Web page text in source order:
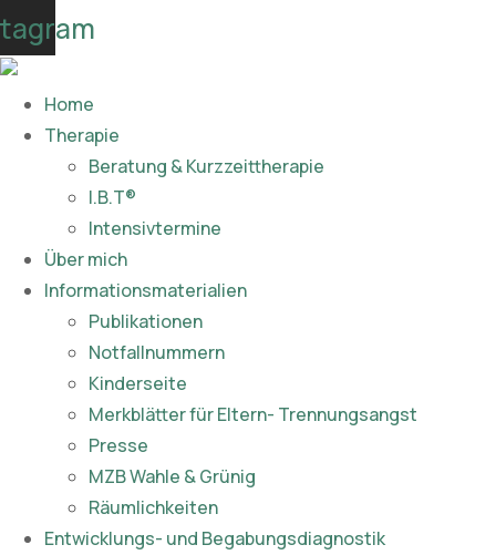
Skip
to
content
Home
Therapie
Beratung & Kurzzeittherapie
I.B.T®
Intensivtermine
Über mich
Informationsmaterialien
Publikationen​
Notfallnummern
Kinderseite
Merkblätter für Eltern- Trennungsangst
Presse
MZB Wahle & Grünig
Räumlichkeiten
Entwicklungs- und Begabungsdiagnostik